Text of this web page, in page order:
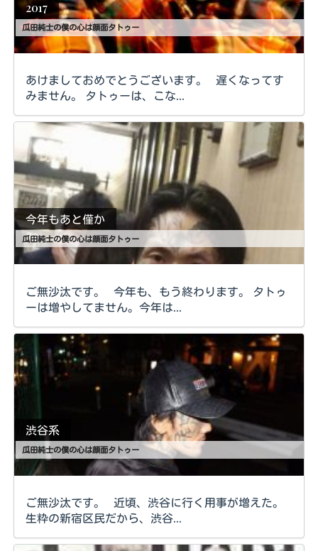
2017
瓜田純士の僕の心は顔面タトゥー
あけましておめでとうございます。 遅くなってす
みません。 タトゥーは、こな...
今年もあと僅か
瓜田純士の僕の心は顔面タトゥー
ご無沙汰です。 今年も、もう終わります。 タトゥ
ーは増やしてません。今年は...
渋谷系
瓜田純士の僕の心は顔面タトゥー
ご無沙汰です。 近頃、渋谷に行く用事が増えた。
生粋の新宿区民だから、渋谷...